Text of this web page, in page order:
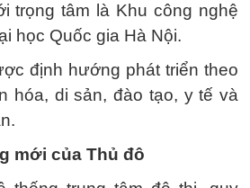
trọng tâm là Khu công nghệ
học Quốc gia Hà Nội.
định hướng phát triển theo
hóa, di sản, đào tạo, y tế và
mới của Thủ đô